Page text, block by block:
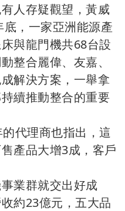
人存疑觀望，黃威
，一家亞洲能源產
與龍門機共68台設
整合麗偉、友嘉、
解決方案，一舉拿
續推動整合的重要
代理商也指出，這
產品大增3成，客戶
業群就交出好成
約23億元，五大品